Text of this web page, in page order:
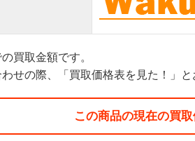
買取金額です。
せの際、「買取価格表を見た！」と
この商品の現在の買